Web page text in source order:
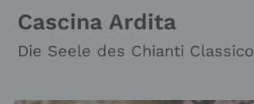
Cascina Ardita
Die Seele des Chianti Classico